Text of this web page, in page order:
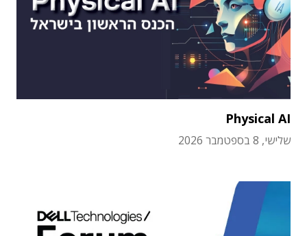
Physical AI
שלישי, 8 בספטמבר 2026